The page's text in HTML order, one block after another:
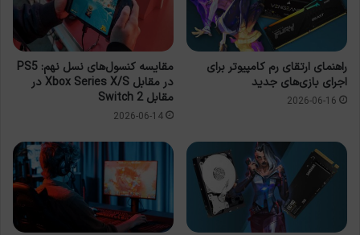
راهنمای ارتقای رم کامپیوتر برای
اجرای بازی‌های جدید
2026-06-16
مقایسه کنسول‌های نسل نهم: PS5
در مقابل Xbox Series X/S در
مقابل Switch 2
2026-06-14